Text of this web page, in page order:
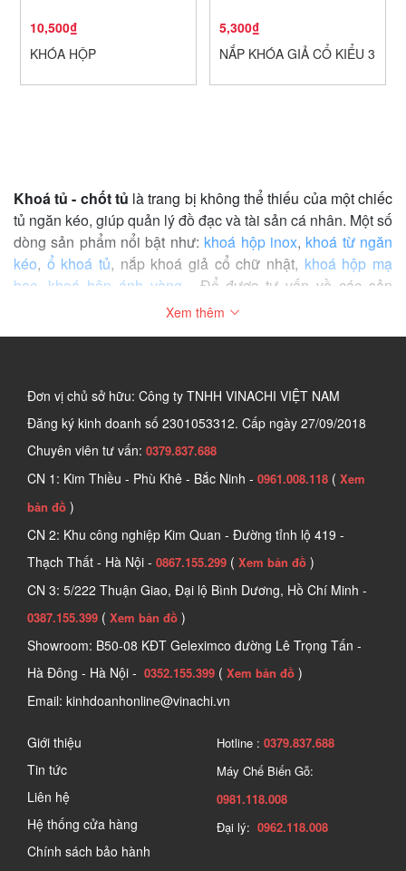
10,500₫
KHÓA HỘP
5,300₫
NẮP KHÓA GIẢ CỔ KIỂU 3
Khoá tủ - chốt tủ là trang bị không thể thiếu của một chiếc
tủ ngăn kéo, giúp quản lý đồ đạc và tài sản cá nhân. Một số
dòng sản phẩm nổi bật như: khoá hộp inox, khoá từ ngăn
kéo, ổ khoá tủ, nắp khoá giả cổ chữ nhật, khoá hộp mạ
bạc khoá hộp ánh vàng ... Để được tư vấn về các sản
phẩm khoá tủ - chốt tủ, hãy liên lạc với chúng tôi qua số
Xem thêm
Đơn vị chủ sở hữu: Công ty TNHH VINACHI VIỆT NAM
Đăng ký kinh doanh số 2301053312. Cấp ngày 27/09/2018
Chuyên viên tư vấn: 0379.837.688
CN 1: Kim Thiều - Phù Khê - Bắc Ninh - 0961.008.118 ( Xem
bản đồ )
CN 2: Khu công nghiệp Kim Quan - Đường tỉnh lộ 419 -
Thạch Thất - Hà Nội - 0867.155.299 ( Xem bản đồ )
CN 3: 5/222 Thuận Giao, Đại lộ Bình Dương, Hồ Chí Minh -
0387.155.399 ( Xem bản đồ )
Showroom: B50-08 KĐT Geleximco đường Lê Trọng Tấn -
Hà Đông - Hà Nội - 0352.155.399 ( Xem bản đồ )
Email: kinhdoanhonline@vinachi.vn
Giới thiệu
Tin tức
Liên hệ
Hệ thống cửa hàng
Chính sách bảo hành
Hotline : 0379.837.688
Máy Chế Biến Gỗ:
0981.118.008
Đại lý: 0962.118.008